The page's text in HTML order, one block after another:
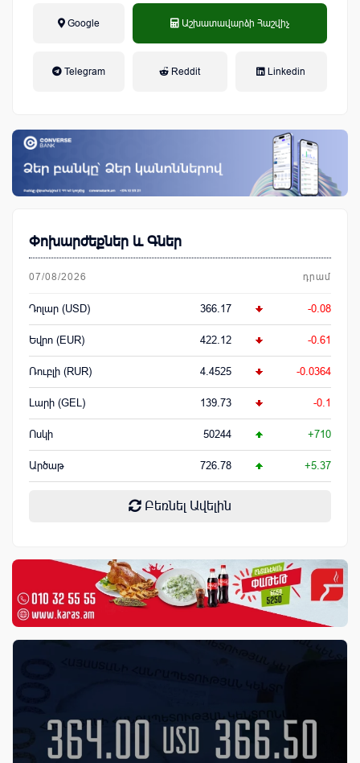
Google Աշխատավարձի Հաշվիչ
Telegram Reddit Linkedin
Փոխարժեքներ և Գներ
07/08/2026 դրամ
Դոլար (USD) 366.17 -0.08
Եվրո (EUR) 422.12 -0.61
Ռուբլի (RUR) 4.4525 -0.0364
Լարի (GEL) 139.73 -0.1
Ոսկի 50244 +710
Արծաթ 726.78 +5.37
Բեռնել Ավելին